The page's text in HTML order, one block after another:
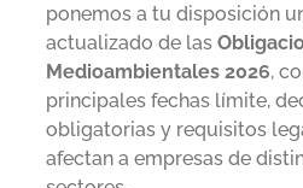
ponemos a tu disposición
actualizado de las
Medioambientales 2026,
principales fechas límite,
obligatorias y requisitos
afectan a empresas de